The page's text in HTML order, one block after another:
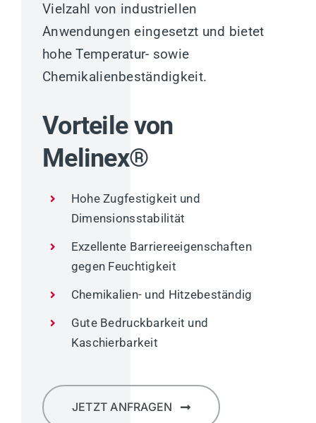
Vielzahl von industriellen
Anwendungen eingesetzt und bietet
hohe Temperatur- sowie
Chemikalienbeständigkeit.
Vorteile von
Melinex®
Hohe Zugfestigkeit und
Dimensionsstabilität
Exzellente Barriereeigenschaften
gegen Feuchtigkeit
Chemikalien- und Hitzebeständig
Gute Bedruckbarkeit und
Kaschierbarkeit
JETZT ANFRAGEN